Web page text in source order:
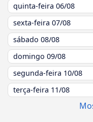
quinta-feira 06/08
sexta-feira 07/08
sábado 08/08
domingo 09/08
segunda-feira 10/08
terça-feira 11/08